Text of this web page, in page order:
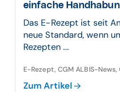
einfache
Das E-Rezept ist seit
neue Standard, wenn
Rezepten ...
E-Rezept, CGM ALBIS-News,
Zum Artikel